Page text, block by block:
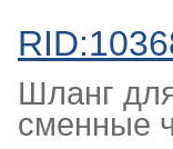
Шланг
сменные